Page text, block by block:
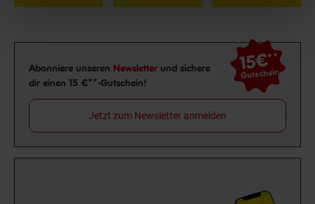
Newsletter Anmeldung
Abonniere unseren Newsletter und sichere
dir einen 15 €**-Gutschein!
15€**
Gutschein
Jetzt zum Newsletter anmelden